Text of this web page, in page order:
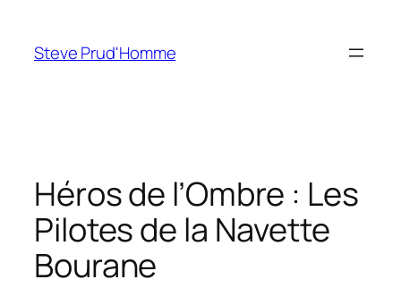
contenu
Steve Prud'Homme
Héros de l’Ombre : Les
Pilotes de la Navette
Bourane